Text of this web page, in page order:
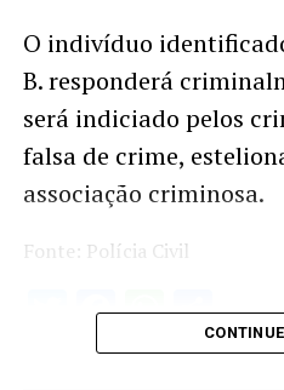
O indivíduo
B. responderá
será indiciado pelos
falsa de crime,
associação criminosa.
Fonte: Polícia Civil
Twitter
Facebook